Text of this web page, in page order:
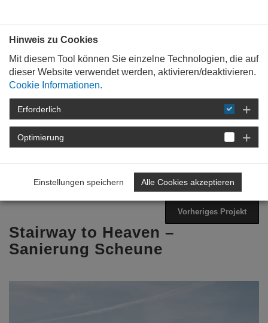
STARTSEITE
ARCHIV
TAG DER ARCHITEKTUR
2025
Zurück zur Übersicht Nächstes Projekt
Vorheriges Projekt
Stairway to Heaven –
Sanierung Scheune
Hinweis zu Cookies
Mit diesem Tool können Sie einzelne Technologien, die auf
dieser Website verwendet werden, aktivieren/deaktivieren.
Cookie Informationen.
Erforderlich
Optimierung
Einstellungen speichern Alle Cookies akzeptieren